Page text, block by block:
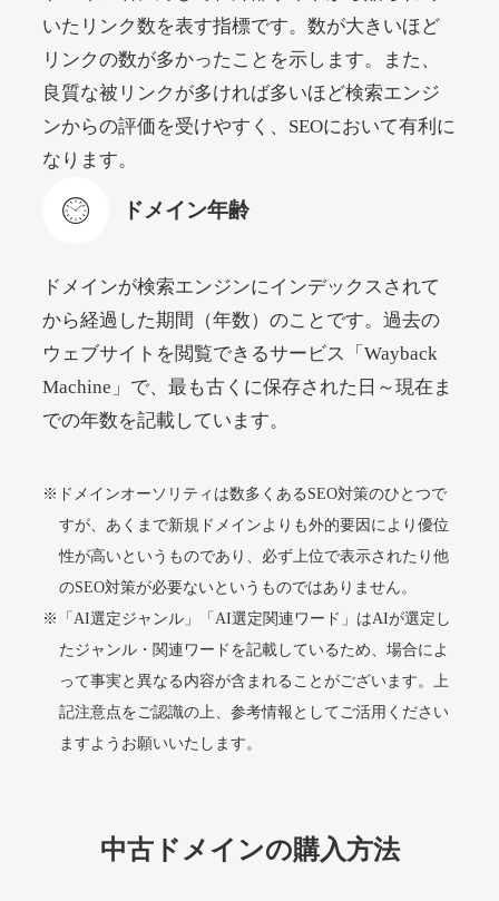
beamie.jp
ジャンルエンターテイメント
DA 52 外部リンク数
4,200円
詳細を見る
themusicnotebook.com
DA52 392
詳細を見る
alprostadil-br.info
ジャンルその他
DA51 外部リンク数 1202 ドメイン年齢1年
入札 0件
いたリンク数を表す指標です。数が大きいほど
リンクの数が多かったことを示します。また、
良質な被リンクが多ければ多いほど検索エンジ
ンからの評価を受けやすく、SEOにおいて有利に
なります。
ドメイン年齢
ドメインが検索エンジンにインデックスされて
から経過した期間（年数）のことです。過去の
ウェブサイトを閲覧できるサービス「Wayback
Machine」で、最も古くに保存された日～現在ま
での年数を記載しています。
※ドメインオーソリティは数多くあるSEO対策のひとつで
すが、あくまで新規ドメインよりも外的要因により優位
性が高いというものであり、必ず上位で表示されたり他
のSEO対策が必要ないというものではありません。
※「AI選定ジャンル」「AI選定関連ワード」はAIが選定し
たジャンル・関連ワードを記載しているため、場合によ
って事実と異なる内容が含まれることがございます。上
記注意点をご認識の上、参考情報としてご活用ください
ますようお願いいたします。
中古ドメインの購入方法